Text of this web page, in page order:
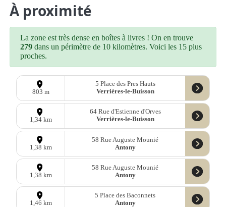
À proximité
La zone est très dense en boîtes à livres ! On en trouve
279 dans un périmètre de 10 kilomètres. Voici les 15 plus
proches.
803 m
5 Place des Pres Hauts
Verrières-le-Buisson
1,34 km
64 Rue d'Estienne d'Orves
Verrières-le-Buisson
1,38 km
58 Rue Auguste Mounié
Antony
1,38 km
58 Rue Auguste Mounié
Antony
1,46 km
5 Place des Baconnets
Antony